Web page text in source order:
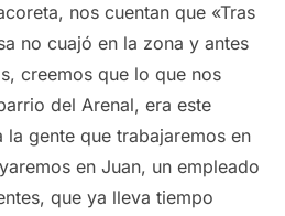
nos cuentan que «Tras
no cuajó en la zona y antes
creemos que lo que nos
del Arenal, era este
la gente que trabajaremos en
en Juan, un empleado
que ya lleva tiempo